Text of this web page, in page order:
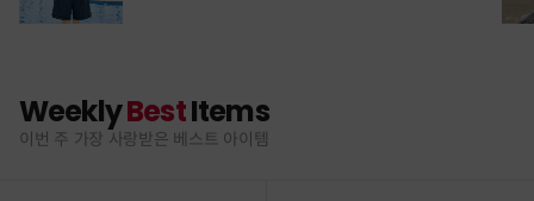
WeeklyBestItems
이번 주 가장 사랑받은 베스트 아이템